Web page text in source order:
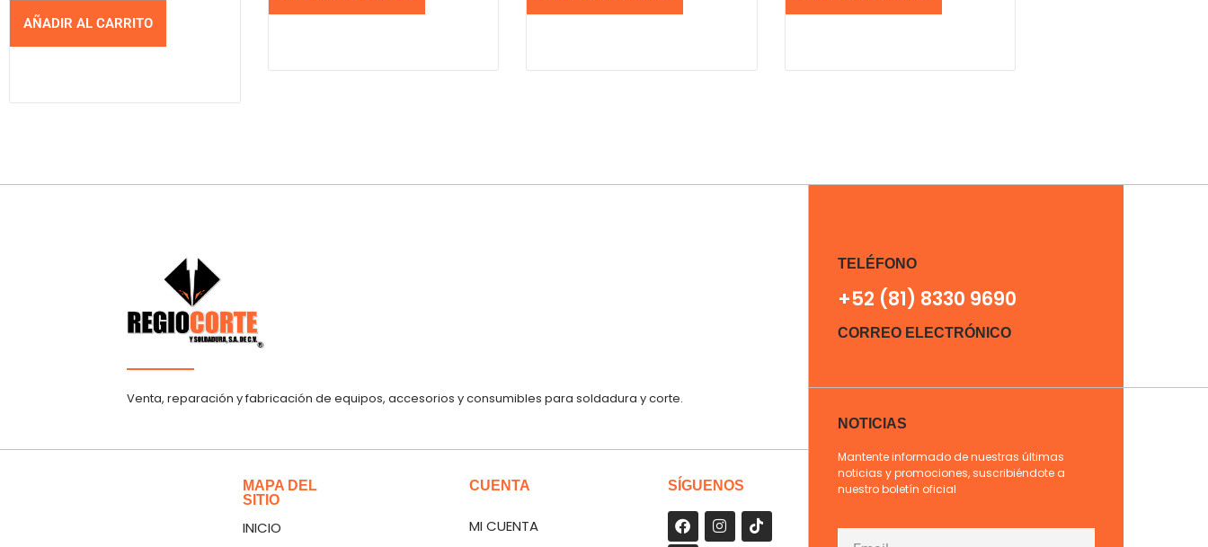
AÑADIR AL CARRITO
Venta, reparación y fabricación de equipos, accesorios y consumibles para soldadura y corte.
MAPA DEL
SITIO
INICIO
CUENTA
MI CUENTA
SÍGUENOS
TELÉFONO
+52 (81) 8330 9690
CORREO ELECTRÓNICO
NOTICIAS
Mantente informado de nuestras últimas
noticias y promociones, suscribiéndote a
nuestro boletín oficial